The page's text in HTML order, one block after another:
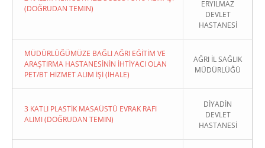
(DOĞRUDAN TEMIN)
ERYILMAZ
DEVLET
HASTANESİ
MÜDÜRLÜĞÜMÜZE BAĞLI AĞRI EĞİTİM VE
ARAŞTIRMA HASTANESİNİN İHTİYACI OLAN
PET/BT HİZMET ALIM İŞİ (İHALE)
AĞRI İL SAĞLIK
MÜDÜRLÜĞÜ
3 KATLI PLASTİK MASAÜSTÜ EVRAK RAFI
ALIMI (DOĞRUDAN TEMIN)
DİYADİN
DEVLET
HASTANESİ